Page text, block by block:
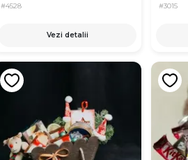
#4528
Vezi detalii
#3015